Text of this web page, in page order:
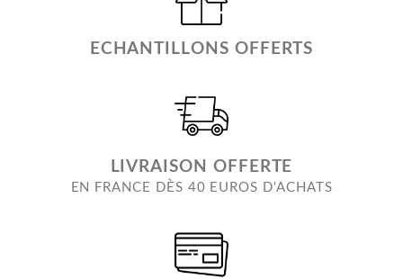
ECHANTILLONS OFFERTS
LIVRAISON OFFERTE
EN FRANCE DÈS 40 EUROS D'ACHATS